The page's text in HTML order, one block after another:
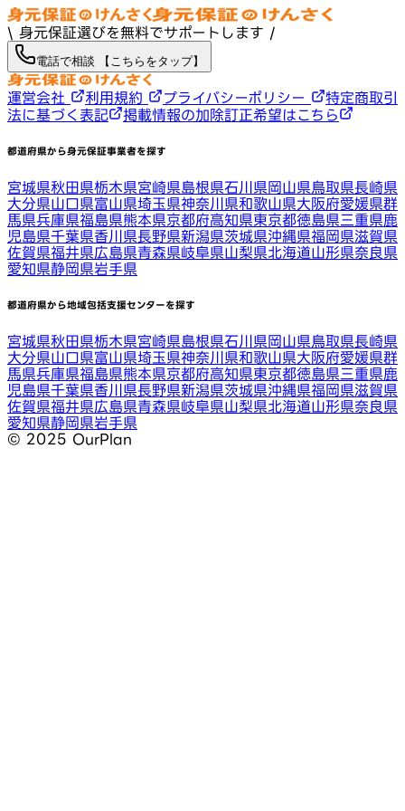
\ 身元保証選びを無料でサポートします /
電話で相談 【こちらをタップ】
運営会社 利用規約 プライバシーポリシー
特定商取引
法に基づく表記
掲載情報の加除訂正希望はこちら
都道府県から身元保証事業者を探す
宮城県秋田県栃木県宮崎県島根県石川県岡山県鳥取県長崎県
大分県山口県富山県埼玉県神奈川県和歌山県大阪府愛媛県群
馬県兵庫県福島県熊本県京都府高知県東京都徳島県三重県鹿
児島県千葉県香川県長野県新潟県茨城県沖縄県福岡県滋賀県
佐賀県福井県広島県青森県岐阜県山梨県北海道山形県奈良県
愛知県静岡県岩手県
都道府県から地域包括支援センターを探す
宮城県秋田県栃木県宮崎県島根県石川県岡山県鳥取県長崎県
大分県山口県富山県埼玉県神奈川県和歌山県大阪府愛媛県群
馬県兵庫県福島県熊本県京都府高知県東京都徳島県三重県鹿
児島県千葉県香川県長野県新潟県茨城県沖縄県福岡県滋賀県
佐賀県福井県広島県青森県岐阜県山梨県北海道山形県奈良県
愛知県静岡県岩手県
©︎ 2025 OurPlan